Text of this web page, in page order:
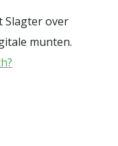
Slagter over
munten.